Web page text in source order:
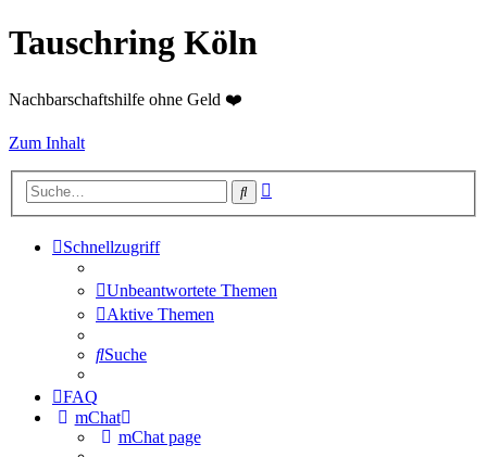
Tauschring Köln
Nachbarschaftshilfe ohne Geld ❤️
Zum Inhalt
Suche
Schnellzugriff
Unbeantwortete Themen
Aktive Themen
Suche
FAQ
mChat
mChat page